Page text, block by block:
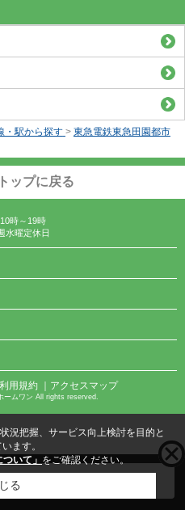
・駅から探す > 東急電鉄東急田園都市
ップに戻る
時～19時
水曜定休日
利用規約 ｜アクセスマップ
ームワン All rights reserved.
にお勧めな物件
況把握、サービス向上検討を目的と
ます。
いて」 をご確認ください。
る